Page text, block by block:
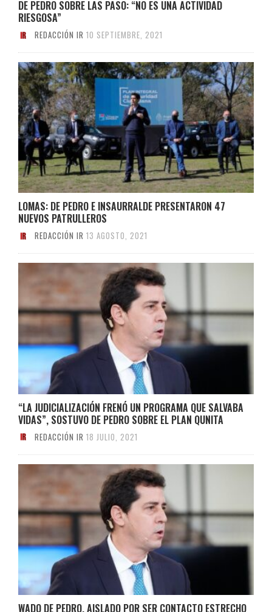
DE PEDRO SOBRE LAS PASO: “NO ES UNA ACTIVIDAD
RIESGOSA”
REDACCIÓN IR 10 SEPTIEMBRE, 2021
LOMAS: DE PEDRO E INSAURRALDE PRESENTARON 47
NUEVOS PATRULLEROS
REDACCIÓN IR 13 AGOSTO, 2021
“LA JUDICIALIZACIÓN FRENÓ UN PROGRAMA QUE SALVABA
VIDAS”, SOSTUVO DE PEDRO SOBRE EL PLAN QUNITA
REDACCIÓN IR 18 JULIO, 2021
WADO DE PEDRO, AISLADO POR SER CONTACTO ESTRECHO